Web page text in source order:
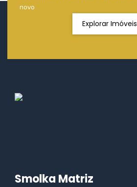
novo
Explorar Imóveis
Smolka Matriz